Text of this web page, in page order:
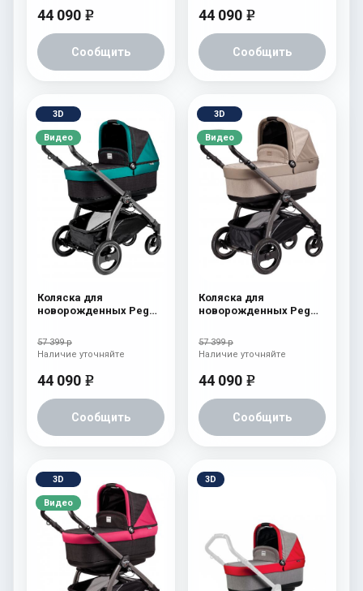
44 090 e
Сообщить
44 090 e
Сообщить
3D
Видео
Коляска для
новорожденных Peg
(шасси White/Black)
aquamarine
57 399 р
44 090 e
Сообщить
Наличие уточняйте
3D
Видео
Коляска для
новорожденных Peg
(шасси White/Black)
Cream
57 399 р
44 090 e
Сообщить
Наличие уточняйте
3D
Видео
3D